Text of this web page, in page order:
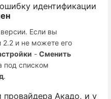
идентификации
Если вы
2.2 и не можете его
- Сменить
под списком
.
провайдера Акадо, и у